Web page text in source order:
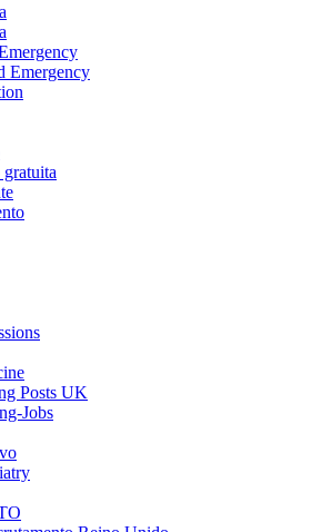
Emergency
gratuita
Posts UK
Jobs